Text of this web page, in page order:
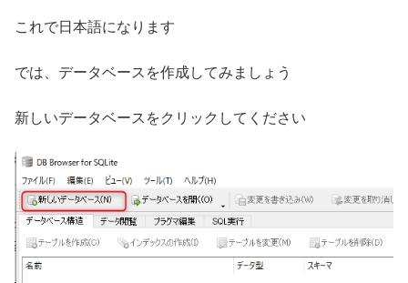
これで日本語になります
では、データベースを作成してみましょう
新しいデータベースをクリックしてください